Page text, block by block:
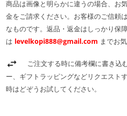
商品は画像と明らかに違うの場合、お
金をご請求ください。お客様のご信頼
なものです。返品・返金はしっかり保
は levelkopi888@gmail.com までお
ご注文する時に備考欄に書き込
ー、ギフトラッピングなどリクエスト
時はどぞうお試してください。